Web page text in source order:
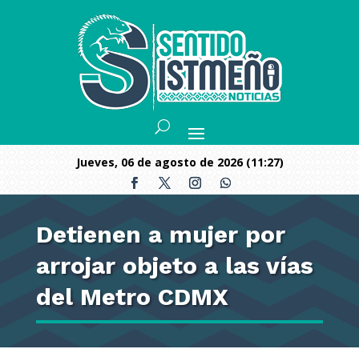
jueves, 06 de agosto de 2026 (11:27)
Detienen a mujer por
arrojar objeto a las vías
del Metro CDMX